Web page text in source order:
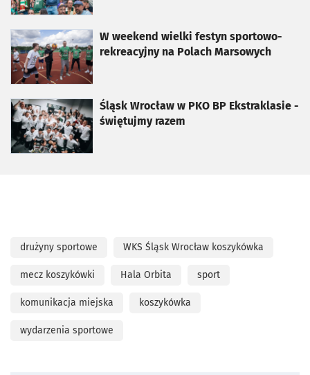
W weekend wielki festyn sportowo-
rekreacyjny na Polach Marsowych
otworzy się w nowej karcie
Śląsk Wrocław w PKO BP Ekstraklasie -
świętujmy razem
otworzy się w nowej karcie
drużyny sportowe WKS Śląsk Wrocław koszykówka
mecz koszykówki Hala Orbita sport
komunikacja miejska koszykówka
wydarzenia sportowe